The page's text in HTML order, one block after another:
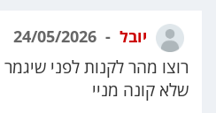
יובל
רוצו מהר לקנות לפני שיגמר
שלא קונה מניי